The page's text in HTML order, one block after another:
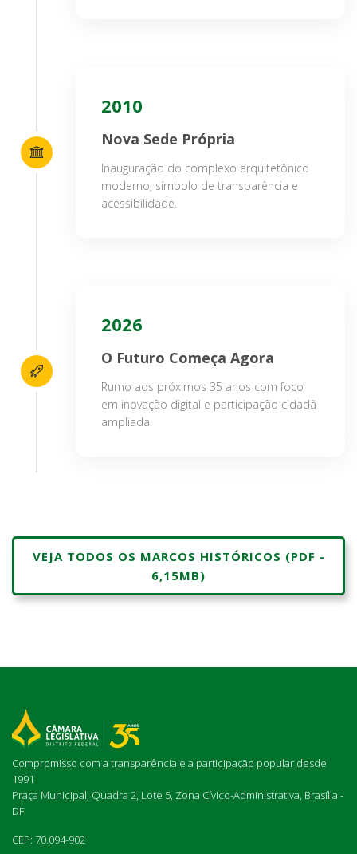
2010
Nova Sede Própria
Inauguração do complexo arquitetônico
moderno, símbolo de transparência e
acessibilidade.
2026
O Futuro Começa Agora
Rumo aos próximos 35 anos com foco
em inovação digital e participação cidadã
ampliada.
VEJA TODOS OS MARCOS HISTÓRICOS (PDF -
6,15MB)
Compromisso com a transparência e a participação popular desde
1991
Praça Municipal, Quadra 2, Lote 5, Zona Cívico-Administrativa, Brasília -
DF
CEP: 70.094-902